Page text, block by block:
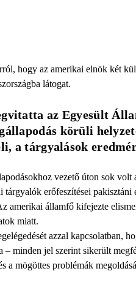
hogy az amerikai elnök két
látogat.
az Egyesült
körüli
a tárgyalások
vezető úton sok
tárgyalók erőfeszítései
amerikai államfő kifejezte
miatt.
azzal kapcsolatban,
– minden jel szerint sikerült
a mögöttes problémák